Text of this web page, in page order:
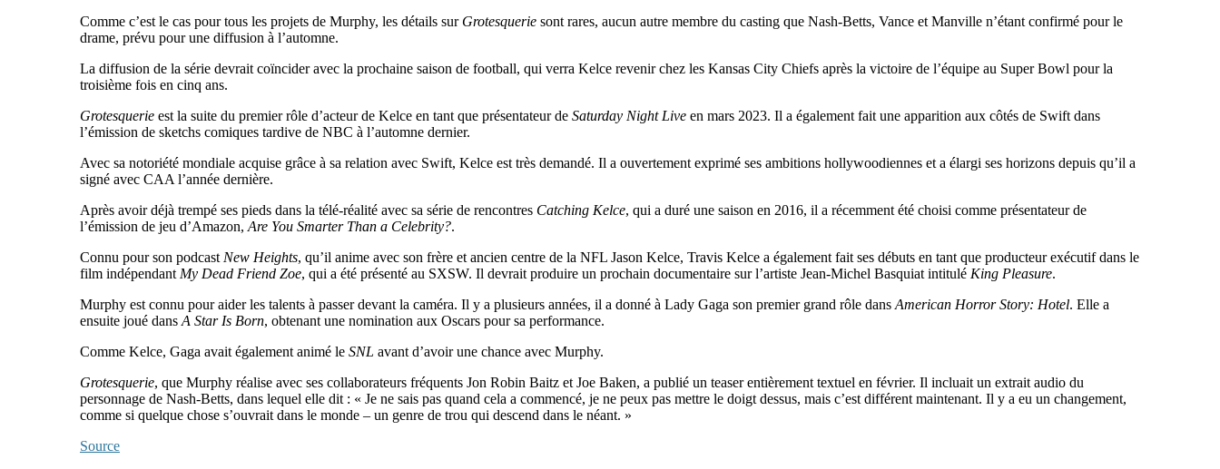
Comme c’est le cas pour tous les projets de Murphy, les détails sur Grotesquerie sont rares, aucun autre membre du casting que Nash-Betts, Vance et Manville n’étant confirmé pour le
drame, prévu pour une diffusion à l’automne.
La diffusion de la série devrait coïncider avec la prochaine saison de football, qui verra Kelce revenir chez les Kansas City Chiefs après la victoire de l’équipe au Super Bowl pour la
troisième fois en cinq ans.
Grotesquerie est la suite du premier rôle d’acteur de Kelce en tant que présentateur de Saturday Night Live en mars 2023. Il a également fait une apparition aux côtés de Swift dans
l’émission de sketchs comiques tardive de NBC à l’automne dernier.
Avec sa notoriété mondiale acquise grâce à sa relation avec Swift, Kelce est très demandé. Il a ouvertement exprimé ses ambitions hollywoodiennes et a élargi ses horizons depuis qu’il a
signé avec CAA l’année dernière.
Après avoir déjà trempé ses pieds dans la télé-réalité avec sa série de rencontres Catching Kelce, qui a duré une saison en 2016, il a récemment été choisi comme présentateur de
l’émission de jeu d’Amazon, Are You Smarter Than a Celebrity?.
Connu pour son podcast New Heights, qu’il anime avec son frère et ancien centre de la NFL Jason Kelce, Travis Kelce a également fait ses débuts en tant que producteur exécutif dans le
film indépendant My Dead Friend Zoe, qui a été présenté au SXSW. Il devrait produire un prochain documentaire sur l’artiste Jean-Michel Basquiat intitulé King Pleasure.
Murphy est connu pour aider les talents à passer devant la caméra. Il y a plusieurs années, il a donné à Lady Gaga son premier grand rôle dans American Horror Story: Hotel. Elle a
ensuite joué dans A Star Is Born, obtenant une nomination aux Oscars pour sa performance.
Comme Kelce, Gaga avait également animé le SNL avant d’avoir une chance avec Murphy.
Grotesquerie, que Murphy réalise avec ses collaborateurs fréquents Jon Robin Baitz et Joe Baken, a publié un teaser entièrement textuel en février. Il incluait un extrait audio du
personnage de Nash-Betts, dans lequel elle dit : « Je ne sais pas quand cela a commencé, je ne peux pas mettre le doigt dessus, mais c’est différent maintenant. Il y a eu un changement,
comme si quelque chose s’ouvrait dans le monde – un genre de trou qui descend dans le néant. »
Source